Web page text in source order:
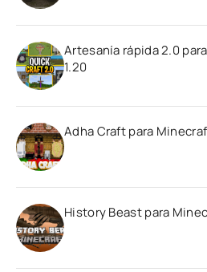
Artesanía rápida 2.0
1.20
Adha Craft para
History Beast para